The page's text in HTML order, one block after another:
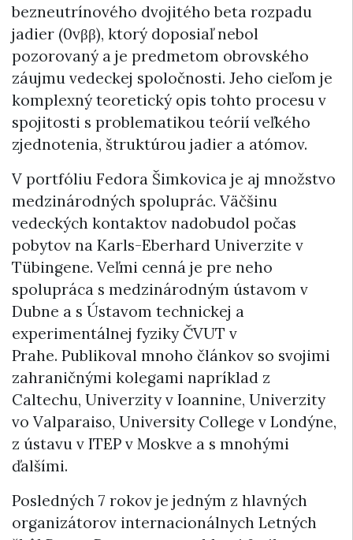
bezneutrínového dvojitého beta rozpadu
jadier (0vββ), ktorý doposiaľ nebol
pozorovaný a je predmetom obrovského
záujmu vedeckej spoločnosti. Jeho cieľom je
komplexný teoretický opis tohto procesu v
spojitosti s problematikou teórií veľkého
zjednotenia, štruktúrou jadier a atómov.
V portfóliu Fedora Šimkovica je aj množstvo
medzinárodných spoluprác. Väčšinu
vedeckých kontaktov nadobudol počas
pobytov na Karls-Eberhard Univerzite v
Tübingene. Veľmi cenná je pre neho
spolupráca s medzinárodným ústavom v
Dubne a s Ústavom technickej a
experimentálnej fyziky ČVUT v
Prahe. Publikoval mnoho článkov so svojimi
zahraničnými kolegami napríklad z
Caltechu, Univerzity v Ioannine, Univerzity
vo Valparaiso, University College v Londýne,
z ústavu v ITEP v Moskve a s mnohými
ďalšími.
Posledných 7 rokov je jedným z hlavných
organizátorov internacionálnych Letných